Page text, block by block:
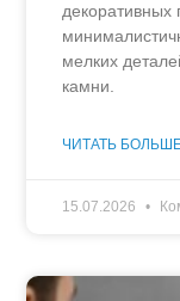
декоративных
мелких
камни.
ЧИТАТЬ
15.07.2026